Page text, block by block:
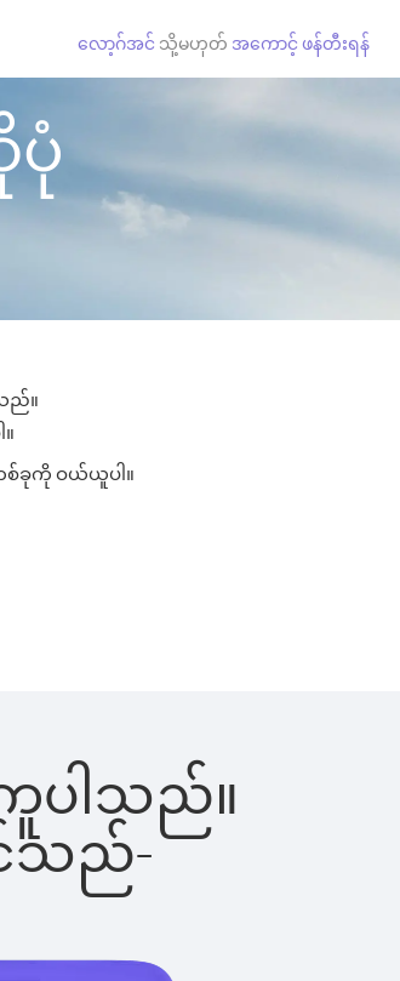
လော့ဂ်အင် သို့မဟုတ် အကောင့် ဖန်တီးရန်
ပုံ
ည်။
စ်ခုကို ဝယ်ယူပါ။
ကူပါသည်။
င်သည်-